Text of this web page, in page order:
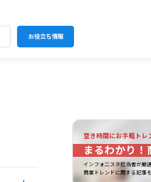
お役立ち情報
空き時間にお手軽トレ
まるわかり！
インフォ二スタ担当者が厳
商業トレンドに関する記事